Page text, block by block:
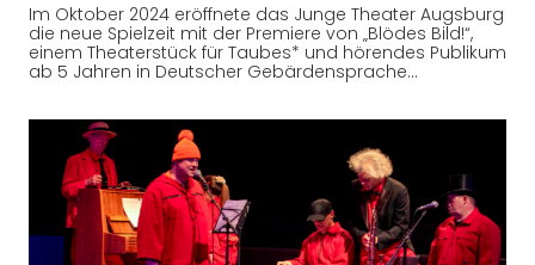
Im Oktober 2024 eröffnete das Junge Theater Augsburg
die neue Spielzeit mit der Premiere von „Blödes Bild!“,
einem Theaterstück für Taubes* und hörendes Publikum
ab 5 Jahren in Deutscher Gebärdensprache…